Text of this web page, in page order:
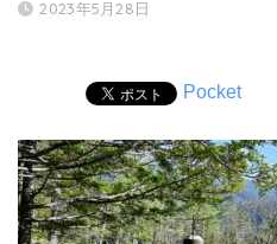
2023年5月28日
Pocket